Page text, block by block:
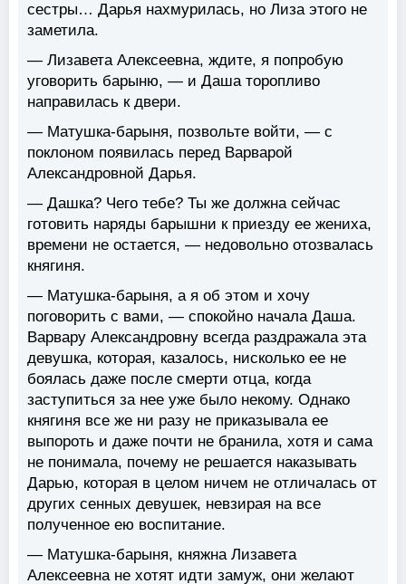
сестры… Дарья нахмурилась, но Лиза этого не
заметила.
— Лизавета Алексеевна, ждите, я попробую
уговорить барыню, — и Даша торопливо
направилась к двери.
— Матушка-барыня, позвольте войти, — с
поклоном появилась перед Варварой
Александровной Дарья.
— Дашка? Чего тебе? Ты же должна сейчас
готовить наряды барышни к приезду ее жениха,
времени не остается, — недовольно отозвалась
княгиня.
— Матушка-барыня, а я об этом и хочу
поговорить с вами, — спокойно начала Даша.
Варвару Александровну всегда раздражала эта
девушка, которая, казалось, нисколько ее не
боялась даже после смерти отца, когда
заступиться за нее уже было некому. Однако
княгиня все же ни разу не приказывала ее
выпороть и даже почти не бранила, хотя и сама
не понимала, почему не решается наказывать
Дарью, которая в целом ничем не отличалась от
других сенных девушек, невзирая на все
полученное ею воспитание.
— Матушка-барыня, княжна Лизавета
Алексеевна не хотят идти замуж, они желают